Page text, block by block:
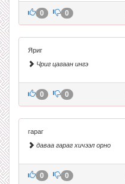
0 0
Яриг
Чриг цагаан ингэ
0 0
гараг
даваа гараг хичээл орно
0 0